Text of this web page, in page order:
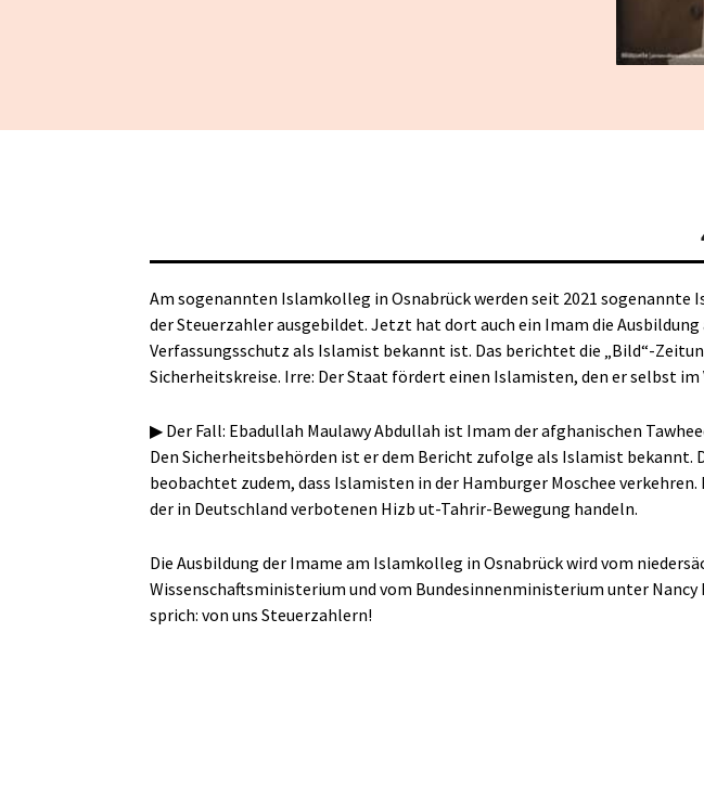
Am sogenannten Islamkolleg in Osnabrück werden seit 2021 sogenannte
der Steuerzahler ausgebildet. Jetzt hat dort auch ein Imam die Ausbildung
Verfassungsschutz als Islamist bekannt ist. Das berichtet die „Bild“-
Sicherheitskreise. Irre: Der Staat fördert einen Islamisten, den er selbst im
▶ Der Fall: Ebadullah Maulawy Abdullah ist Imam der afghanischen
Den Sicherheitsbehörden ist er dem Bericht zufolge als Islamist bekannt.
beobachtet zudem, dass Islamisten in der Hamburger Moschee verkehren.
der in Deutschland verbotenen Hizb ut-Tahrir-Bewegung handeln.
Die Ausbildung der Imame am Islamkolleg in Osnabrück wird vom
Wissenschaftsministerium und vom Bundesinnenministerium unter Nancy
sprich: von uns Steuerzahlern!